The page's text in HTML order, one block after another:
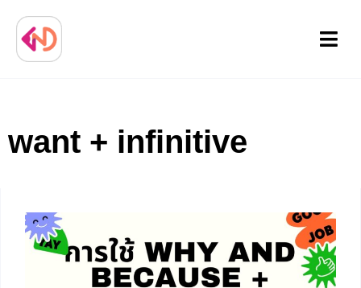
Menu
want + infinitive